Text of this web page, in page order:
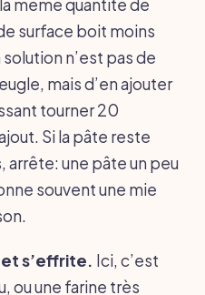
même quantité de
surface boit moins
solution n’est pas de
mais d’en ajouter
tourner 20
Si la pâte reste
arrête: une pâte un peu
souvent une mie
s’effrite. Ici, c’est
ou une farine très